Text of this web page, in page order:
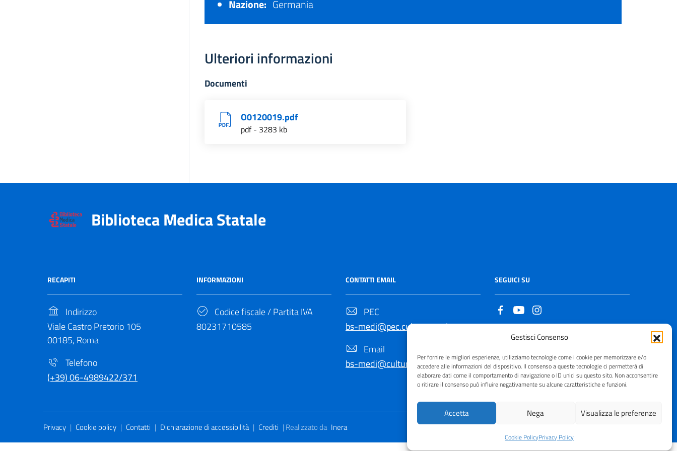
Gestisci Consenso
Per fornire le migliori esperienze, utilizziamo tecnologie come i cookie per memorizzare e/o
accedere alle informazioni del dispositivo. Il consenso a queste tecnologie ci permetterà di
elaborare dati come il comportamento di navigazione o ID unici su questo sito. Non acconsentire
o ritirare il consenso può influire negativamente su alcune caratteristiche e funzioni.
Accetta Nega Visualizza le preferenze
Cookie PolicyPrivacy Policy
Nazione: Germania
Ulteriori informazioni
Documenti
O0120019.pdf
pdf - 3283 kb
Biblioteca Medica Statale
RECAPITI
Indirizzo
Viale Castro Pretorio 105
00185, Roma
Telefono
(+39) 06-4989422/371
INFORMAZIONI
Codice fiscale / Partita IVA
80231710585
CONTATTI EMAIL
PEC
bs-medi@pec.cultura.gov.it
Email
bs-medi@cultura.gov.it
SEGUICI SU
Copyright © 2021 - 2026
Useful Links Section
Privacy | Cookie policy | Contatti | Dichiarazione di accessibilità | Crediti | Realizzato da Inera